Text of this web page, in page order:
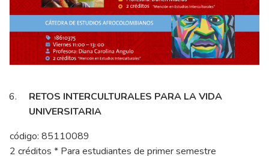
RETOS INTERCULTURALES PARA LA VIDA
UNIVERSITARIA
código: 85110089
2 créditos * Para estudiantes de primer semestre